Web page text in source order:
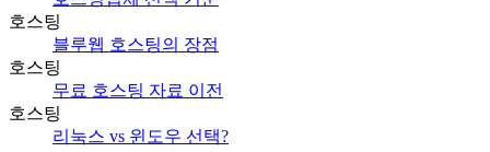
호스팅
블루웹 호스팅의 장점
호스팅
무료 호스팅 자료 이전
호스팅
리눅스 vs 윈도우 선택?